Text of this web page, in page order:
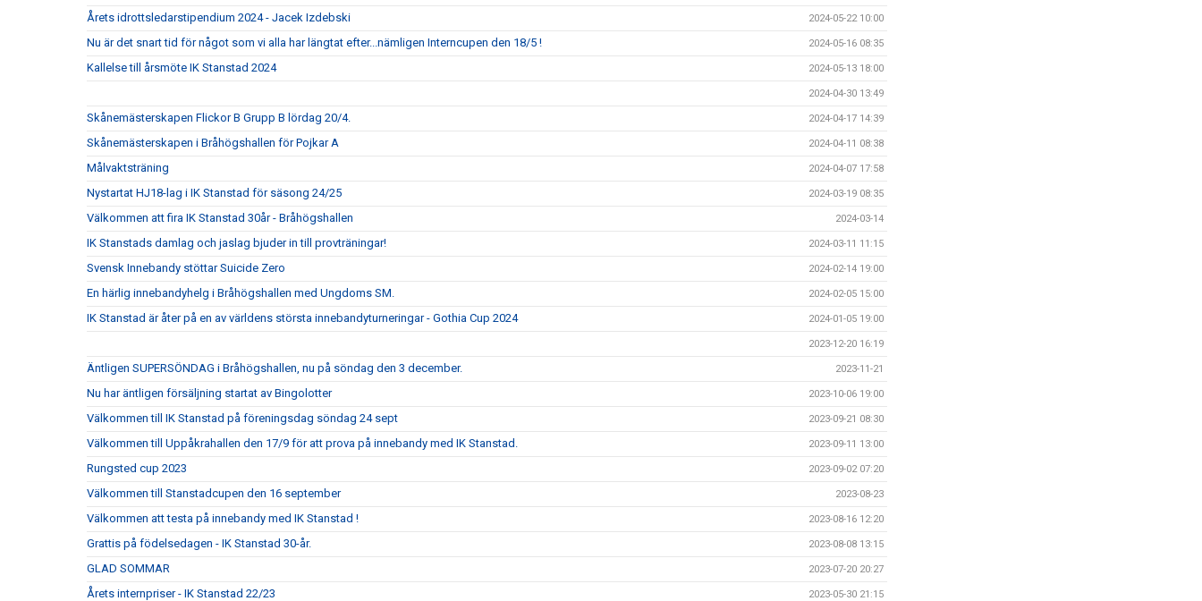
Årets idrottsledarstipendium 2024 - Jacek Izdebski 2024-05-22 10:00
Nu är det snart tid för något som vi alla har längtat efter...nämligen Interncupen den 18/5 ! 2024-05-16 08:35
Kallelse till årsmöte IK Stanstad 2024 2024-05-13 18:00
2024-04-30 13:49
Skånemästerskapen Flickor B Grupp B lördag 20/4. 2024-04-17 14:39
Skånemästerskapen i Bråhögshallen för Pojkar A 2024-04-11 08:38
Målvaktsträning 2024-04-07 17:58
Nystartat HJ18-lag i IK Stanstad för säsong 24/25 2024-03-19 08:35
Välkommen att fira IK Stanstad 30år - Bråhögshallen 2024-03-14
IK Stanstads damlag och jaslag bjuder in till provträningar! 2024-03-11 11:15
Svensk Innebandy stöttar Suicide Zero 2024-02-14 19:00
En härlig innebandyhelg i Bråhögshallen med Ungdoms SM. 2024-02-05 15:00
IK Stanstad är åter på en av världens största innebandyturneringar - Gothia Cup 2024 2024-01-05 19:00
2023-12-20 16:19
Äntligen SUPERSÖNDAG i Bråhögshallen, nu på söndag den 3 december. 2023-11-21
Nu har äntligen försäljning startat av Bingolotter 2023-10-06 19:00
Välkommen till IK Stanstad på föreningsdag söndag 24 sept 2023-09-21 08:30
Välkommen till Uppåkrahallen den 17/9 för att prova på innebandy med IK Stanstad. 2023-09-11 13:00
Rungsted cup 2023 2023-09-02 07:20
Välkommen till Stanstadcupen den 16 september 2023-08-23
Välkommen att testa på innebandy med IK Stanstad ! 2023-08-16 12:20
Grattis på födelsedagen - IK Stanstad 30-år. 2023-08-08 13:15
GLAD SOMMAR 2023-07-20 20:27
Årets internpriser - IK Stanstad 22/23 2023-05-30 21:15